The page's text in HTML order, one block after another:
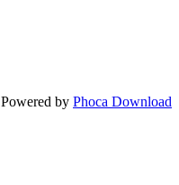
Powered by Phoca Download